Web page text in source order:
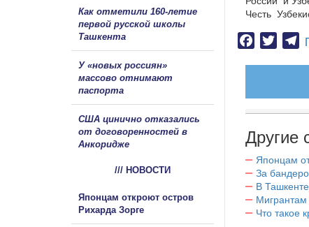
Честь
Facebook
Twitter
Другие
Японцам
За
В
Мигрантам
Что такое
Как отметили 160-летие
первой русской школы
Ташкента
У «новых россиян»
массово отнимают
паспорта
США цинично отказались
от договоренностей в
Анкоридже
/// НОВОСТИ
Японцам откроют остров
Рихарда Зорге